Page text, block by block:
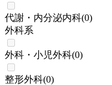
代謝・内分泌内科(0)
外科系
外科・小児外科(0)
整形外科(0)